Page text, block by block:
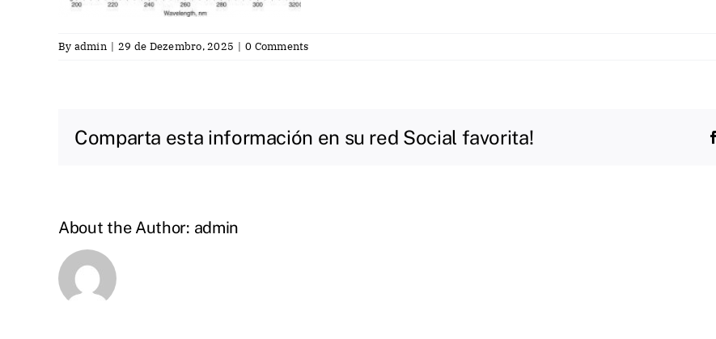
By admin | 29 de Dezembro, 2025 | 0 Comments
Comparta esta información en su red Social favorita!
About the Author: admin